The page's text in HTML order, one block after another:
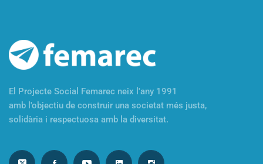
El Projecte Social Femarec neix l'any 1991
amb l'objectiu de construir una societat més justa,
solidària i respectuosa amb la diversitat.